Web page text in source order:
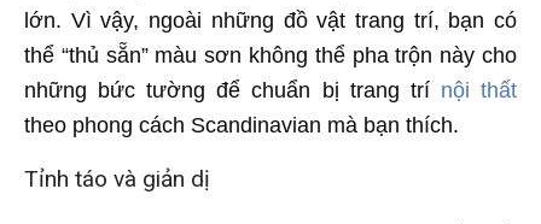
lớn. Vì vậy, ngoài những đồ vật trang trí, bạn có
thể “thủ sẵn” màu sơn không thể pha trộn này cho
những bức tường để chuẩn bị trang trí nội thất
theo phong cách Scandinavian mà bạn thích.
Tỉnh táo và giản dị